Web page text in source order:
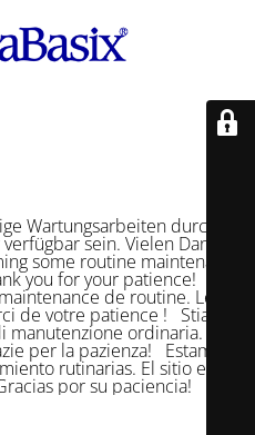
Wartungsarbeiten durch. Die
sein. Vielen Dank für
some routine maintenance.
you for your patience! Nous
de routine. Le site
de votre patience ! Stiamo
ordinaria. Il sito
per la pazienza! Estamos
rutinarias. El sitio estará
por su paciencia!